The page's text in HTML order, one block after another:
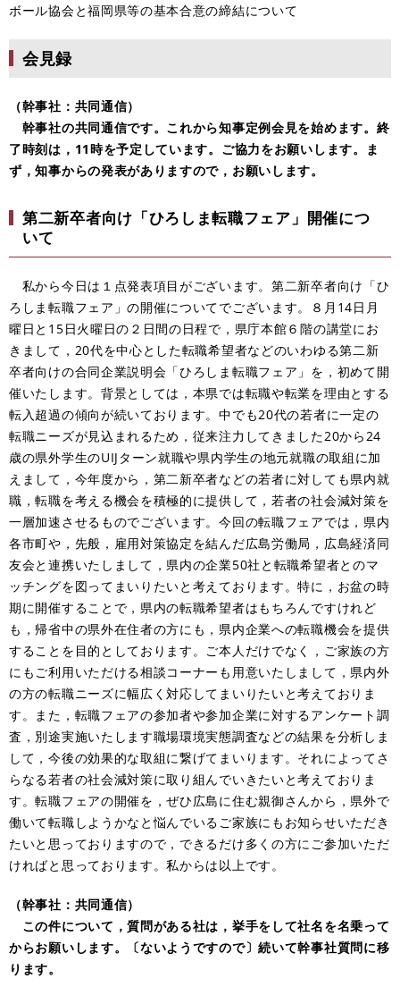
ボール協会と福岡県等の基本合意の締結について
会見録
（幹事社：共同通信）
幹事社の共同通信です。これから知事定例会見を始めます。終
了時刻は，11時を予定しています。ご協力をお願いします。ま
ず，知事からの発表がありますので，お願いします。
第二新卒者向け「ひろしま転職フェア」開催につ
いて
私から今日は１点発表項目がございます。第二新卒者向け「ひ
ろしま転職フェア」の開催についてでございます。８月14日月
曜日と15日火曜日の２日間の日程で，県庁本館６階の講堂にお
きまして，20代を中心とした転職希望者などのいわゆる第二新
卒者向けの合同企業説明会「ひろしま転職フェア」を，初めて開
催いたします。背景としては，本県では転職や転業を理由とする
転入超過の傾向が続いております。中でも20代の若者に一定の
転職ニーズが見込まれるため，従来注力してきました20から24
歳の県外学生のUIJターン就職や県内学生の地元就職の取組に加
えまして，今年度から，第二新卒者などの若者に対しても県内就
職，転職を考える機会を積極的に提供して，若者の社会減対策を
一層加速させるものでございます。今回の転職フェアでは，県内
各市町や，先般，雇用対策協定を結んだ広島労働局，広島経済同
友会と連携いたしまして，県内の企業50社と転職希望者とのマ
ッチングを図ってまいりたいと考えております。特に，お盆の時
期に開催することで，県内の転職希望者はもちろんですけれど
も，帰省中の県外在住者の方にも，県内企業への転職機会を提供
することを目的としております。ご本人だけでなく，ご家族の方
にもご利用いただける相談コーナーも用意いたしまして，県内外
の方の転職ニーズに幅広く対応してまいりたいと考えておりま
す。また，転職フェアの参加者や参加企業に対するアンケート調
査，別途実施いたします職場環境実態調査などの結果を分析しま
して，今後の効果的な取組に繋げてまいります。それによってさ
らなる若者の社会減対策に取り組んでいきたいと考えておりま
す。転職フェアの開催を，ぜひ広島に住む親御さんから，県外で
働いて転職しようかなと悩んでいるご家族にもお知らせいただき
たいと思っておりますので，できるだけ多くの方にご参加いただ
ければと思っております。私からは以上です。
（幹事社：共同通信）
この件について，質問がある社は，挙手をして社名を名乗って
からお願いします。〔ないようですので〕続いて幹事社質問に移
ります。